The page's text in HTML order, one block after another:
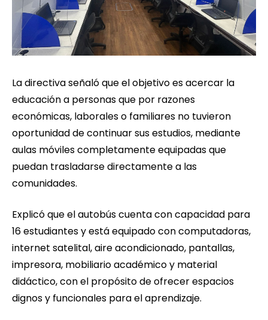
La directiva señaló que el objetivo es acercar la
educación a personas que por razones
económicas, laborales o familiares no tuvieron
oportunidad de continuar sus estudios, mediante
aulas móviles completamente equipadas que
puedan trasladarse directamente a las
comunidades.
Explicó que el autobús cuenta con capacidad para
16 estudiantes y está equipado con computadoras,
internet satelital, aire acondicionado, pantallas,
impresora, mobiliario académico y material
didáctico, con el propósito de ofrecer espacios
dignos y funcionales para el aprendizaje.